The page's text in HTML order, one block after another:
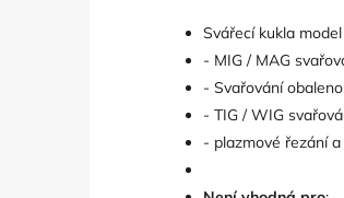
Svářecí kukla
- MIG / MAG
- Svařování
- TIG / WIG
- plazmové řezání